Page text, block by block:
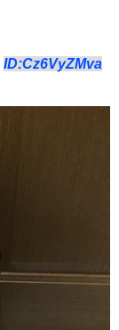
ID:Cz6VyZMva